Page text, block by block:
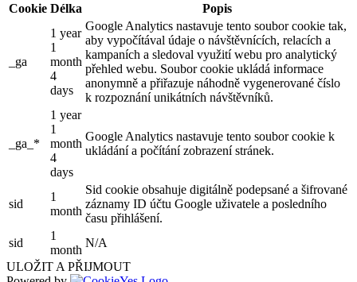
Cookie Délka Popis
_ga
1 year
1
month
4
days
Google Analytics nastavuje tento soubor cookie tak,
aby vypočítával údaje o návštěvnících, relacích a
kampaních a sledoval využití webu pro analytický
přehled webu. Soubor cookie ukládá informace
anonymně a přiřazuje náhodně vygenerované číslo
k rozpoznání unikátních návštěvníků.
_ga_*
1 year
1
month
4
days
Google Analytics nastavuje tento soubor cookie k
ukládání a počítání zobrazení stránek.
sid
1
month
Sid cookie obsahuje digitálně podepsané a šifrované
záznamy ID účtu Google uživatele a posledního
času přihlášení.
sid
1
month
N/A
ULOŽIT A PŘIJMOUT